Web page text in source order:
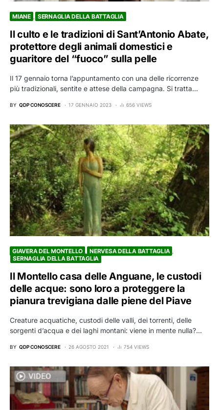
MIANE SERNAGLIA DELLA BATTAGLIA
Il culto e le tradizioni di Sant’Antonio Abate,
protettore degli animali domestici e
guaritore del “fuoco” sulla pelle
Il 17 gennaio torna l’appuntamento con una delle ricorrenze
più tradizionali, sentite e attese della campagna. Si tratta…
BY QDP CONOSCERE 17 GENNAIO 2023 656 VIEWS
GIAVERA DEL MONTELLO
NERVESA DELLA BATTAGLIA
SERNAGLIA DELLA BATTAGLIA
Il Montello casa delle Anguane, le custodi
delle acque: sono loro a proteggere la
pianura trevigiana dalle piene del Piave
Creature acquatiche, custodi delle valli, dei torrenti, delle
sorgenti d’acqua e dei laghi montani: viene in mente nulla?…
BY QDP CONOSCERE 26 AGOSTO 2021 754 VIEWS